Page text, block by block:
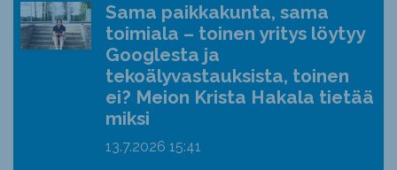
Sama paikkakunta, sama
toimiala – toinen yritys löytyy
Googlesta ja
tekoälyvastauksista, toinen
ei? Meion Krista Hakala tietää
miksi
13.7.2026 15:41